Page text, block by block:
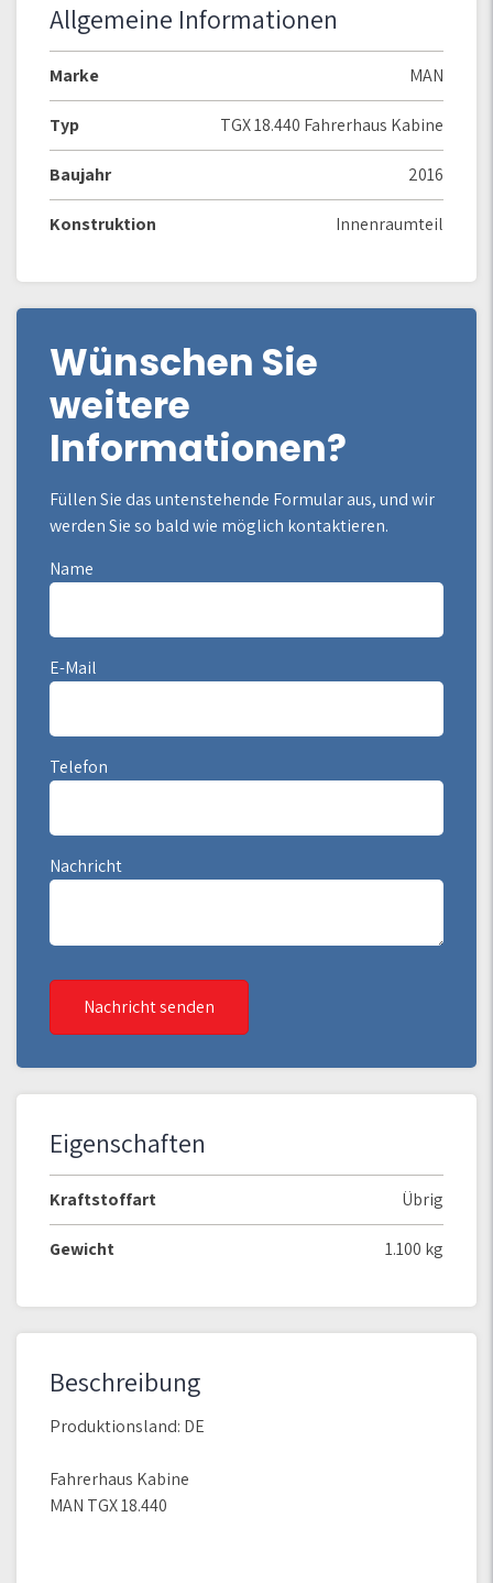
Allgemeine Informationen
Marke MAN
Typ TGX 18.440 Fahrerhaus Kabine
Baujahr 2016
Konstruktion Innenraumteil
Wünschen Sie
weitere
Informationen?
Füllen Sie das untenstehende Formular aus, und wir
werden Sie so bald wie möglich kontaktieren.
Name
E-Mail
Telefon
Nachricht
Nachricht senden
Eigenschaften
Kraftstoffart Übrig
Gewicht 1.100 kg
Beschreibung
Produktionsland: DE
Fahrerhaus Kabine
MAN TGX 18.440